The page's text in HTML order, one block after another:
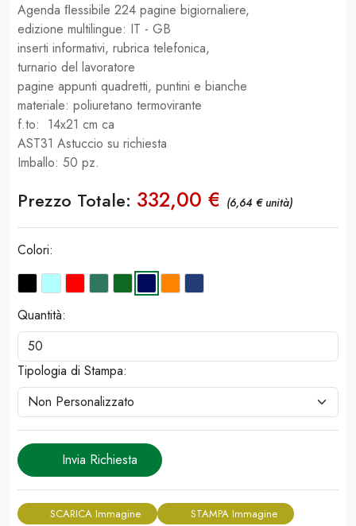
Agenda ﬂessibile 224 pagine bigiornaliere,
edizione multilingue: IT - GB
inserti informativi, rubrica telefonica,
turnario del lavoratore
pagine appunti quadretti, puntini e bianche
materiale: poliuretano termovirante
f.to: 14x21 cm ca
AST31 Astuccio su richiesta
Imballo: 50 pz.
Prezzo Totale: 332,00 € (6,64 € unità)
Colori:
Quantità:
Tipologia di Stampa:
Invia Richiesta
SCARICA Immagine STAMPA Immagine